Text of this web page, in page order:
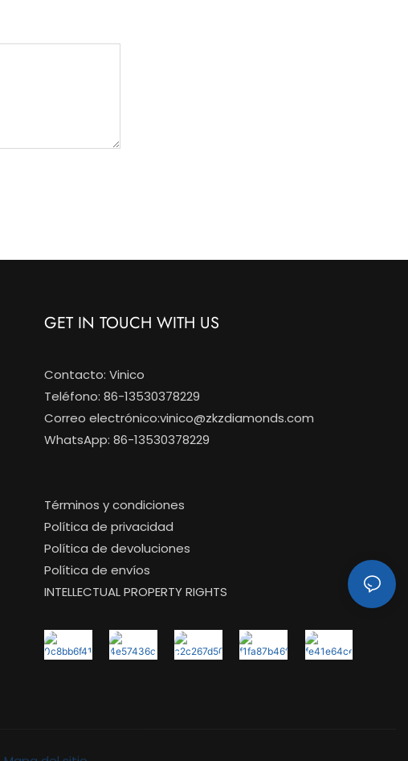
GET IN TOUCH WITH US
Contacto: Vinico
Teléfono: 86-13530378229
Correo electrónico:vinico@zkzdiamonds.com
WhatsApp: 86-13530378229
Términos y condiciones
Política de privacidad
Política de devoluciones
Política de envíos
INTELLECTUAL PROPERTY RIGHTS